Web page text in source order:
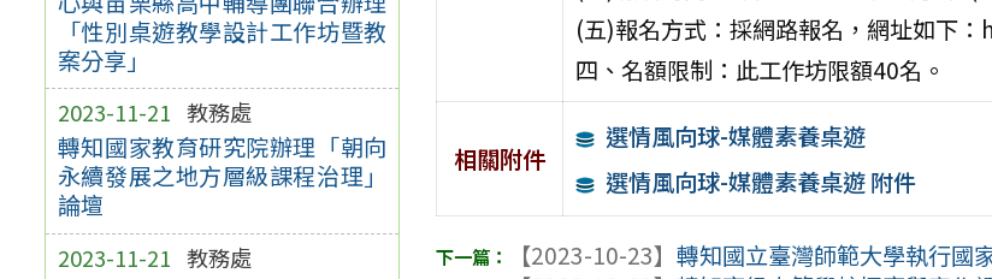
「性別桌遊教學設計工作坊暨教
案分享」
2023-11-21 教務處
轉知國家教育研究院辦理「朝向
永續發展之地方層級課程治理」
論壇
2023-11-21 教務處
(五)報名方式：採網路報名，網址如
四、名額限制：此工作坊限額40名。
相關附件
選情風向球-媒體素養桌遊
選情風向球-媒體素養桌遊 附件
【2023-10-23】轉知國立臺灣師範大學執行國